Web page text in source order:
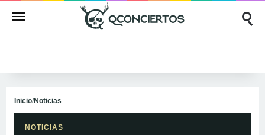
Inicio/Noticias
NOTICIAS